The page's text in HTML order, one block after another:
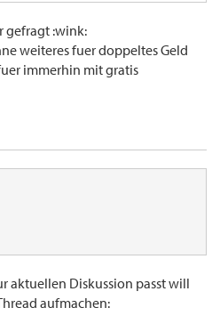
gefragt :wink:
weiteres fuer doppeltes Geld
immerhin mit gratis
aktuellen Diskussion passt will
aufmachen: